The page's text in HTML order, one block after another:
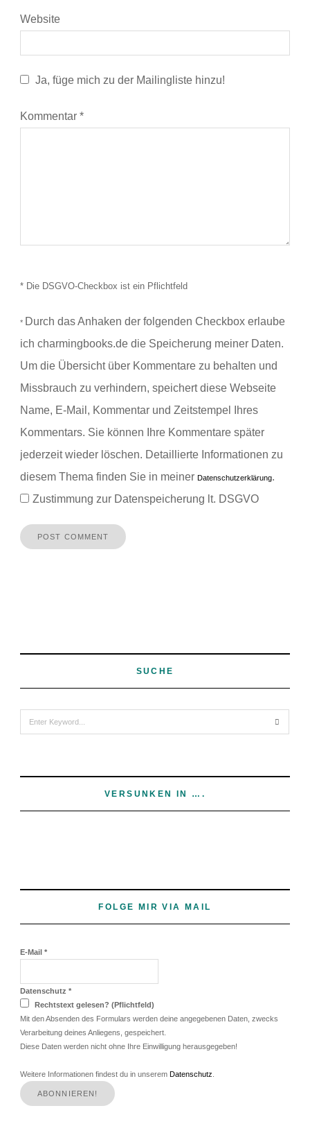
Website
Ja, füge mich zu der Mailingliste hinzu!
Kommentar *
* Die DSGVO-Checkbox ist ein Pflichtfeld
* Durch das Anhaken der folgenden Checkbox erlaube
ich charmingbooks.de die Speicherung meiner Daten.
Um die Übersicht über Kommentare zu behalten und
Missbrauch zu verhindern, speichert diese Webseite
Name, E-Mail, Kommentar und Zeitstempel Ihres
Kommentars. Sie können Ihre Kommentare später
jederzeit wieder löschen. Detaillierte Informationen zu
diesem Thema finden Sie in meiner Datenschutzerklärung.
Zustimmung zur Datenspeicherung lt. DSGVO
SUCHE
VERSUNKEN IN ….
FOLGE MIR VIA MAIL
E-Mail *
Datenschutz *
Rechtstext gelesen? (Pflichtfeld)
Mit den Absenden des Formulars werden deine angegebenen Daten, zwecks
Verarbeitung deines Anliegens, gespeichert.
Diese Daten werden nicht ohne Ihre Einwilligung herausgegeben!
Weitere Informationen findest du in unserem Datenschutz